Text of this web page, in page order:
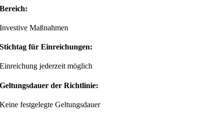
Bereich:
Investive Maßnahmen
Stichtag für Einreichungen:
Einreichung jederzeit möglich
Geltungsdauer der Richtlinie:
Keine festgelegte Geltungsdauer